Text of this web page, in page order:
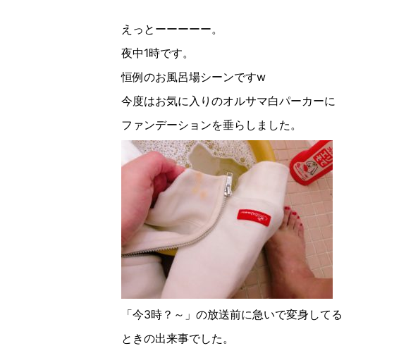
えっとーーーーー。
夜中1時です。
恒例のお風呂場シーンですw
今度はお気に入りのオルサマ白パーカーに
ファンデーションを垂らしました。
「今3時？～」の放送前に急いで変身してる
ときの出来事でした。